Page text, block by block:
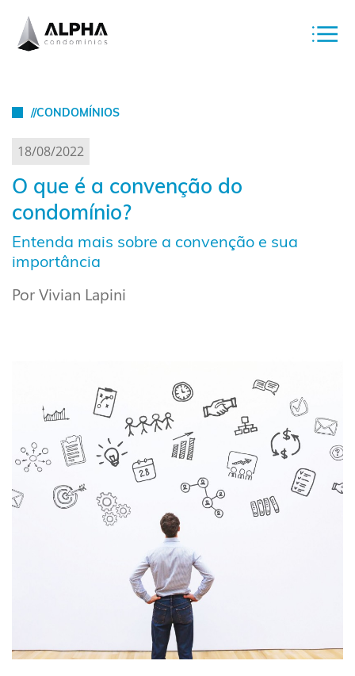
//CONDOMÍNIOS
18/08/2022
O que é a convenção do
condomínio?
Entenda mais sobre a convenção e sua
importância
Por Vivian Lapini